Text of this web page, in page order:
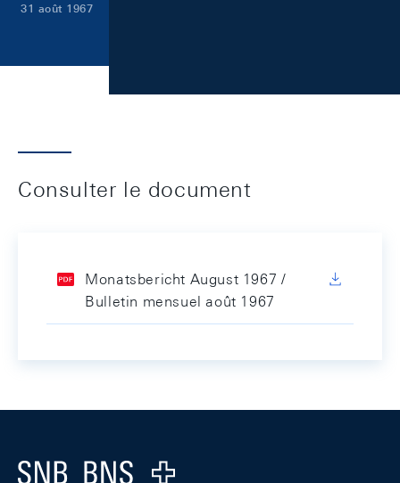
31 août 1967
Consulter le document
Monatsbericht August 1967 /
Bulletin mensuel août 1967
Logo